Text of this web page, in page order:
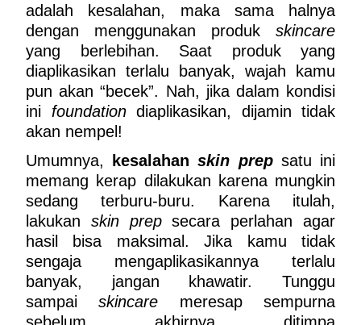
adalah kesalahan, maka sama halnya
dengan menggunakan produk skincare
yang berlebihan. Saat produk yang
diaplikasikan terlalu banyak, wajah kamu
pun akan “becek”. Nah, jika dalam kondisi
ini foundation diaplikasikan, dijamin tidak
akan nempel!
Umumnya, kesalahan skin prep satu ini
memang kerap dilakukan karena mungkin
sedang terburu-buru. Karena itulah,
lakukan skin prep secara perlahan agar
hasil bisa maksimal. Jika kamu tidak
sengaja mengaplikasikannya terlalu
banyak, jangan khawatir. Tunggu
sampai skincare meresap sempurna
sebelum akhirnya ditimpa